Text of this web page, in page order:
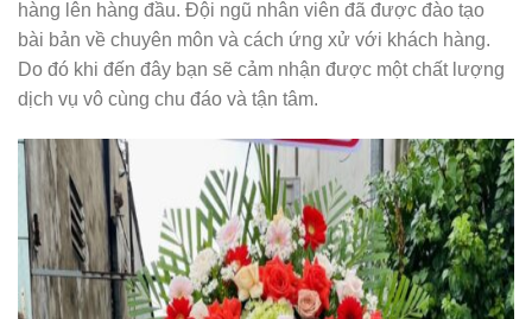
hàng lên hàng đầu. Đội ngũ nhân viên đã được đào tạo
bài bản về chuyên môn và cách ứng xử với khách hàng.
Do đó khi đến đây bạn sẽ cảm nhận được một chất lượng
dịch vụ vô cùng chu đáo và tận tâm.